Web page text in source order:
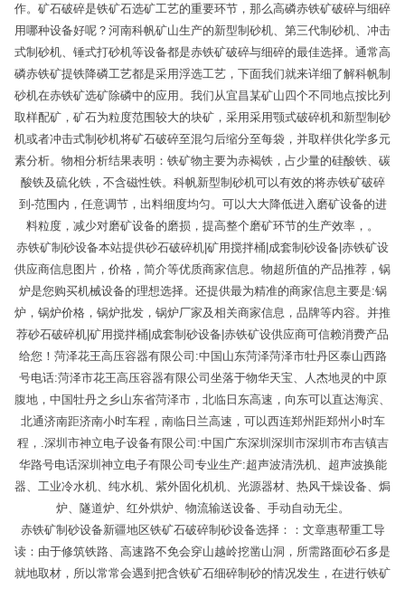
作。矿石破碎是铁矿石选矿工艺的重要环节，那么高磷赤铁矿破碎与细碎
用哪种设备好呢？河南科帆矿山生产的新型制砂机、第三代制砂机、冲击
式制砂机、锤式打砂机等设备都是赤铁矿破碎与细碎的最佳选择。通常高
磷赤铁矿提铁降磷工艺都是采用浮选工艺，下面我们就来详细了解科帆制
砂机在赤铁矿选矿除磷中的应用。我们从宜昌某矿山四个不同地点按比列
取样配矿，矿石为粒度范围较大的块矿，采用采用颚式破碎机和新型制砂
机或者冲击式制砂机将矿石破碎至混匀后缩分至每袋，并取样供化学多元
素分析。物相分析结果表明：铁矿物主要为赤褐铁，占少量的硅酸铁、碳
酸铁及硫化铁，不含磁性铁。科帆新型制砂机可以有效的将赤铁矿破碎
到-范围内，任意调节，出料细度均匀。可以大大降低进入磨矿设备的进
料粒度，减少对磨矿设备的磨损，提高整个磨矿环节的生产效率，。
赤铁矿制砂设备本站提供砂石破碎机|矿用搅拌桶|成套制砂设备|赤铁矿设
供应商信息图片，价格，简介等优质商家信息。物超所值的产品推荐，锅
炉是您购买机械设备的理想选择。还提供最为精准的商家信息主要是:锅
炉，锅炉价格，锅炉批发，锅炉厂家及相关商家信息，品牌等内容。并推
荐砂石破碎机|矿用搅拌桶|成套制砂设备|赤铁矿设供应商可信赖消费产品
给您！菏泽花王高压容器有限公司:中国山东菏泽菏泽市牡丹区泰山西路
号电话:菏泽市花王高压容器有限公司坐落于物华天宝、人杰地灵的中原
腹地，中国牡丹之乡山东省菏泽市，北临日东高速，向东可以直达海滨、
北通济南距济南小时车程，南临日兰高速，可以西连郑州距郑州小时车
程，.深圳市神立电子设备有限公司:中国广东深圳深圳市深圳市布吉镇吉
华路号电话深圳神立电子有限公司专业生产:超声波清洗机、超声波换能
器、工业冷水机、纯水机、紫外固化机机、光源器材、热风干燥设备、焗
炉、隧道炉、红外烘炉、物流输送设备、手动自动无尘。
赤铁矿制砂设备新疆地区铁矿石破碎制砂设备选择：：文章惠帮重工导
读：由于修筑铁路、高速路不免会穿山越岭挖凿山洞，所需路面砂石多是
就地取材，所以常常会遇到把含铁矿石细碎制砂的情况发生，在进行铁矿